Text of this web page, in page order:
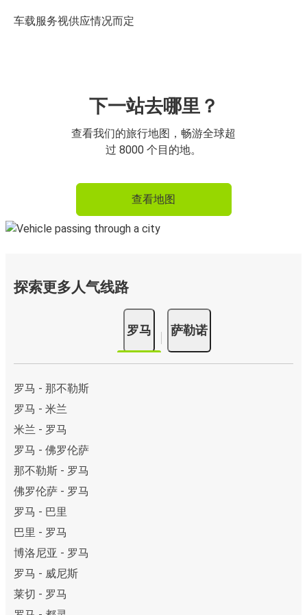
车载服务视供应情况而定
下一站去哪里？
查看我们的旅行地图，畅游全球超
过 8000 个目的地。
查看地图
探索更多人气线路
罗马 萨勒诺
罗马 - 那不勒斯
罗马 - 米兰
米兰 - 罗马
罗马 - 佛罗伦萨
那不勒斯 - 罗马
佛罗伦萨 - 罗马
罗马 - 巴里
巴里 - 罗马
博洛尼亚 - 罗马
罗马 - 威尼斯
莱切 - 罗马